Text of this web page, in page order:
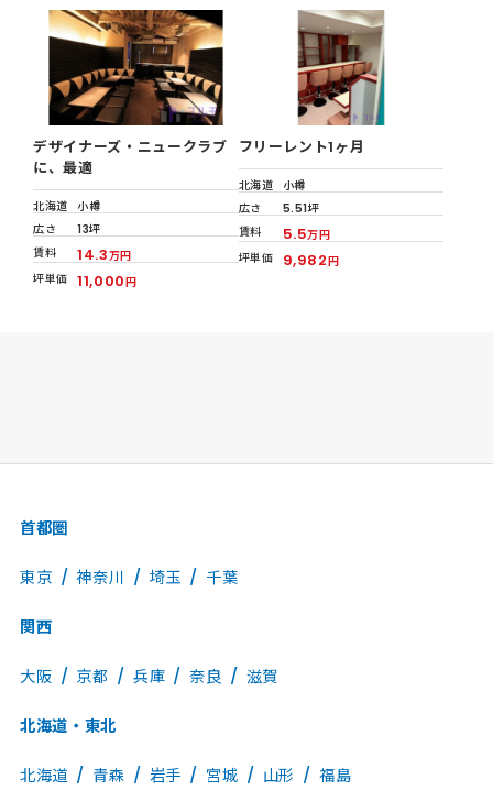
デザイナーズ・ニュークラブ
に、最適
北海道
小樽
広さ
13坪
賃料
14.3万円
坪単価 11,000円
フリーレント1ヶ月
北海道
小樽
広さ
5.51坪
賃料
5.5万円
坪単価
9,982円
首都圏
東京 神奈川 埼玉 千葉
関西
大阪 京都 兵庫 奈良 滋賀
北海道・東北
北海道 青森 岩手 宮城 山形 福島